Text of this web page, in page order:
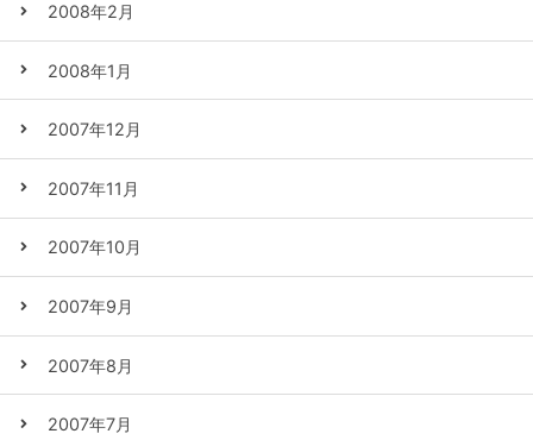
2008年2月
2008年1月
2007年12月
2007年11月
2007年10月
2007年9月
2007年8月
2007年7月